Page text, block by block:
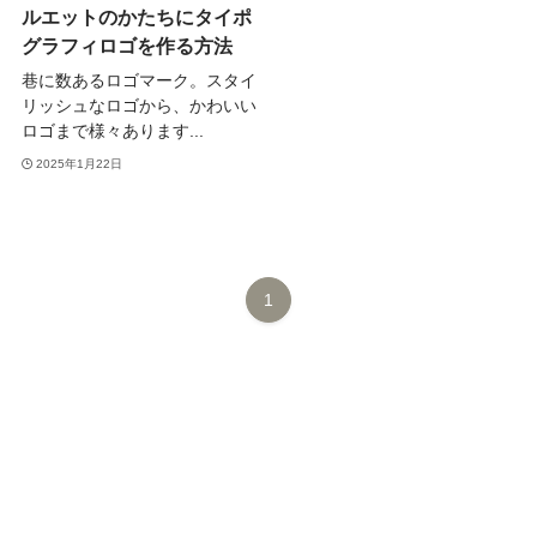
ルエットのかたちにタイポ
グラフィロゴを作る方法
巷に数あるロゴマーク。スタイ
リッシュなロゴから、かわいい
ロゴまで様々あります...
2025年1月22日
1